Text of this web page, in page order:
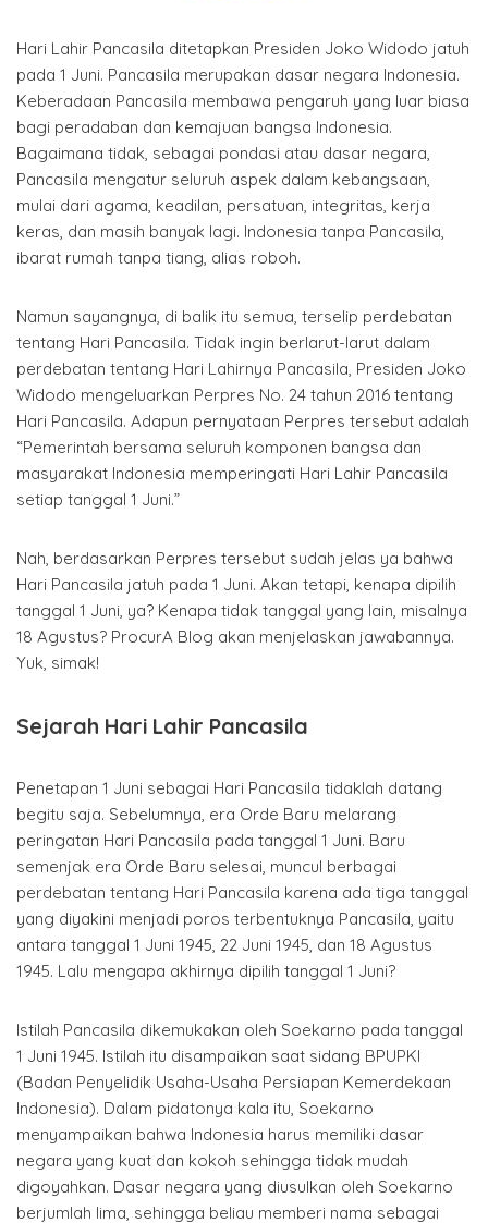
Hari Lahir Pancasila ditetapkan Presiden Joko Widodo jatuh
pada 1 Juni. Pancasila merupakan dasar negara Indonesia.
Keberadaan Pancasila membawa pengaruh yang luar biasa
bagi peradaban dan kemajuan bangsa Indonesia.
Bagaimana tidak, sebagai pondasi atau dasar negara,
Pancasila mengatur seluruh aspek dalam kebangsaan,
mulai dari agama, keadilan, persatuan, integritas, kerja
keras, dan masih banyak lagi. Indonesia tanpa Pancasila,
ibarat rumah tanpa tiang, alias roboh.
Namun sayangnya, di balik itu semua, terselip perdebatan
tentang Hari Pancasila. Tidak ingin berlarut-larut dalam
perdebatan tentang Hari Lahirnya Pancasila, Presiden Joko
Widodo mengeluarkan Perpres No. 24 tahun 2016 tentang
Hari Pancasila. Adapun pernyataan Perpres tersebut adalah
“Pemerintah bersama seluruh komponen bangsa dan
masyarakat Indonesia memperingati Hari Lahir Pancasila
setiap tanggal 1 Juni.”
Nah, berdasarkan Perpres tersebut sudah jelas ya bahwa
Hari Pancasila jatuh pada 1 Juni. Akan tetapi, kenapa dipilih
tanggal 1 Juni, ya? Kenapa tidak tanggal yang lain, misalnya
18 Agustus? ProcurA Blog akan menjelaskan jawabannya.
Yuk, simak!
Sejarah Hari Lahir Pancasila
Penetapan 1 Juni sebagai Hari Pancasila tidaklah datang
begitu saja. Sebelumnya, era Orde Baru melarang
peringatan Hari Pancasila pada tanggal 1 Juni. Baru
semenjak era Orde Baru selesai, muncul berbagai
perdebatan tentang Hari Pancasila karena ada tiga tanggal
yang diyakini menjadi poros terbentuknya Pancasila, yaitu
antara tanggal 1 Juni 1945, 22 Juni 1945, dan 18 Agustus
1945. Lalu mengapa akhirnya dipilih tanggal 1 Juni?
Istilah Pancasila dikemukakan oleh Soekarno pada tanggal
1 Juni 1945. Istilah itu disampaikan saat sidang BPUPKI
(Badan Penyelidik Usaha-Usaha Persiapan Kemerdekaan
Indonesia). Dalam pidatonya kala itu, Soekarno
menyampaikan bahwa Indonesia harus memiliki dasar
negara yang kuat dan kokoh sehingga tidak mudah
digoyahkan. Dasar negara yang diusulkan oleh Soekarno
berjumlah lima, sehingga beliau memberi nama sebagai